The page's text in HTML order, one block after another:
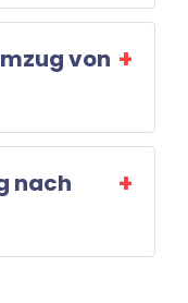
von
nach